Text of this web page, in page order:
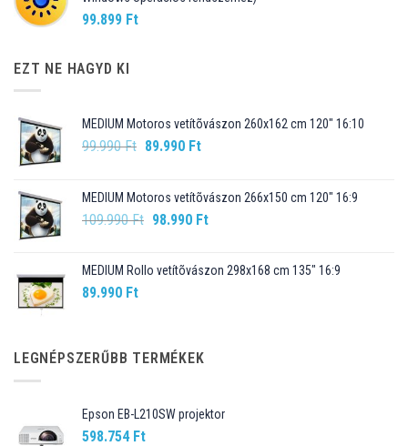
99.899 Ft
EZT NE HAGYD KI
MEDIUM Motoros vetítõvászon 260x162 cm 120" 16:10
99.990Ft Original
99.990 Ft.
89.990 FtCurrent
89.990 Ft.
MEDIUM Motoros vetítõvászon 266x150 cm 120" 16:9
109.990Ft Original
109.990 Ft.
98.990 FtCurrent
98.990 Ft.
MEDIUM Rollo vetítõvászon 298x168 cm 135" 16:9
89.990 Ft
LEGNÉPSZERŰBB TERMÉKEK
Epson EB-L210SW projektor
598.754 Ft